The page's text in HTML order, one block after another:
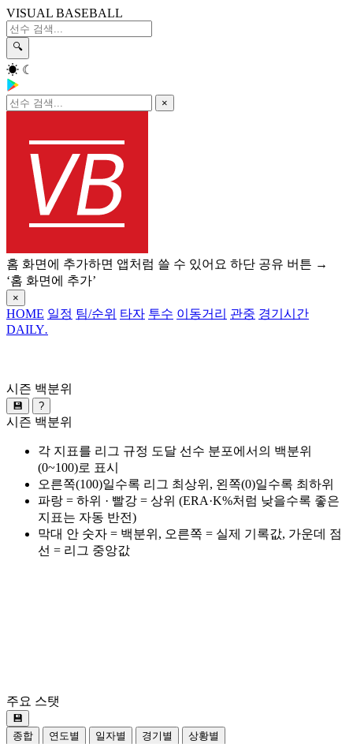
VISUAL BASEBALL
🔍
☀ ☾
×
홈 화면에 추가하면 앱처럼 쓸 수 있어요 하단 공유 버튼 →
‘홈 화면에 추가’
×
HOME 일정 팀/순위 타자 투수 이동거리 관중 경기시간
DAILY.
시즌 백분위
💾 ?
시즌 백분위
각 지표를 리그 규정 도달 선수 분포에서의 백분위
(0~100)로 표시
오른쪽(100)일수록 리그 최상위, 왼쪽(0)일수록 최하위
파랑 = 하위 · 빨강 = 상위 (ERA·K%처럼 낮을수록 좋은
지표는 자동 반전)
막대 안 숫자 = 백분위, 오른쪽 = 실제 기록값, 가운데 점
선 = 리그 중앙값
주요 스탯
💾
종합
연도별 일자별 경기별 상황별